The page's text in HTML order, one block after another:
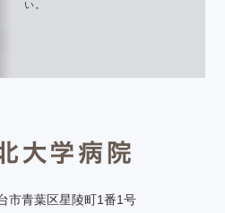
い。
市青葉区星陵町1番1号